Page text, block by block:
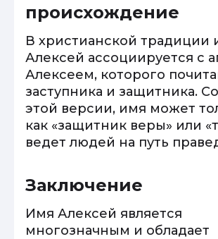
происхождение
В христианской традиции
Алексей ассоциируется с
Алексеем, которого
заступника и защитника.
этой версии, имя может
как «защитник веры» или
ведет людей на путь
Заключение
Имя Алексей является
многозначным и обладает